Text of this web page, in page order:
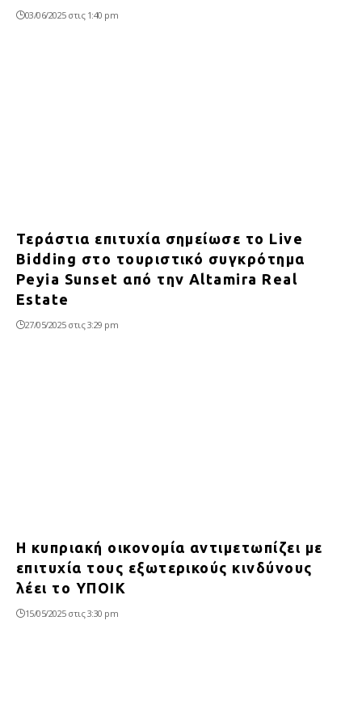
03/06/2025 στις 1:40 pm
Τεράστια επιτυχία σημείωσε το Live
Bidding στο τουριστικό συγκρότημα
Peyia Sunset από την Altamira Real
Estate
27/05/2025 στις 3:29 pm
Η κυπριακή οικονομία αντιμετωπίζει με
επιτυχία τους εξωτερικούς κινδύνους
λέει το ΥΠΟΙΚ
15/05/2025 στις 3:30 pm